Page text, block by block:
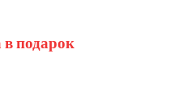
подарок